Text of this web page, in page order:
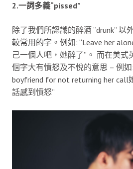
2.一詞多義“pissed”
除了我們所認識的醉酒 “drunk” 以
較常用的字。例如: “Leave her
己一個人吧，她醉了”。 而在美式
個字大有憤怒及不悅的意思 – 例如:
boyfriend for not returning her call
話感到憤怒”